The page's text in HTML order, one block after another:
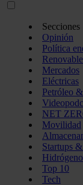
Secciones
Opinión
Política
Mercados
Eléctricas
Petróleo
NET
Movilidad
Startups
Hidrógeno
Top 10
Tech